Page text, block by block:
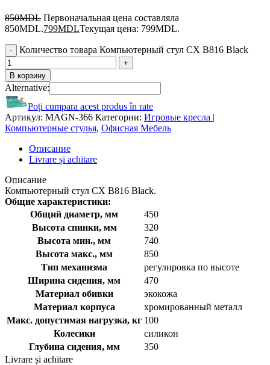
850MDL Первоначальная цена составляла
850MDL.799MDLТекущая цена: 799MDL.
Количество товара Компьютерный стул CX B816 Black
В корзину
Alternative:
Poți cumpara acest produs în rate
Артикул: MAGN-366 Категории: Игровые кресла |
Компьютерные стулья, Офисная Мебель
Описание
Livrare și achitare
Описание
Компьютерный стул CX B816 Black.
Общие характеристики:
Общий диаметр, мм
450
Высота спинки, мм
320
Высота мин., мм
740
Высота макс., мм
850
Тип механизма
регулировка по высоте
Ширина сидения, мм
470
Материал обивки
экокожа
Материал корпуса
хромированный металл
Макс. допустимая нагрузка, кг 100
Колесики
силикон
Глубина сидения, мм
350
Livrare și achitare